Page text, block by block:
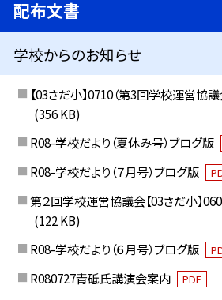
配布文書
学校からのお知らせ
【03さだ小】0710（第3回学校運営協
(356 KB)
R08-学校だより（夏休み号）ブログ版
R08-学校だより（７月号）ブログ版
第２回学校運営協議会【03さだ小】
(122 KB)
R08-学校だより（６月号）ブログ版
R080727青砥氏講演会案内
PDF